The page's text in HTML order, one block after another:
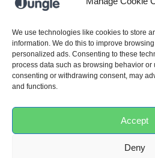
We use technologies like cookies to store
information. We do this to improve
personalized ads. Consenting to these
process data such as browsing behavior or
consenting or withdrawing consent, may
and functions.
Accept
Deny
Čeština
Nederlands